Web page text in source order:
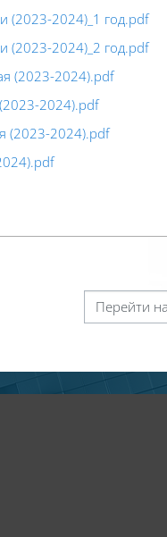
(2023-2024)_1 год.pdf
(2023-2024)_2 год.pdf
(2023-2024).pdf
2024).pdf
(2023-2024).pdf
Перейти на...